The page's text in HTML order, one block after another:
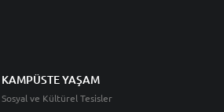
KAMPÜSTE YAŞAM
Sosyal ve Kültürel Tesisler